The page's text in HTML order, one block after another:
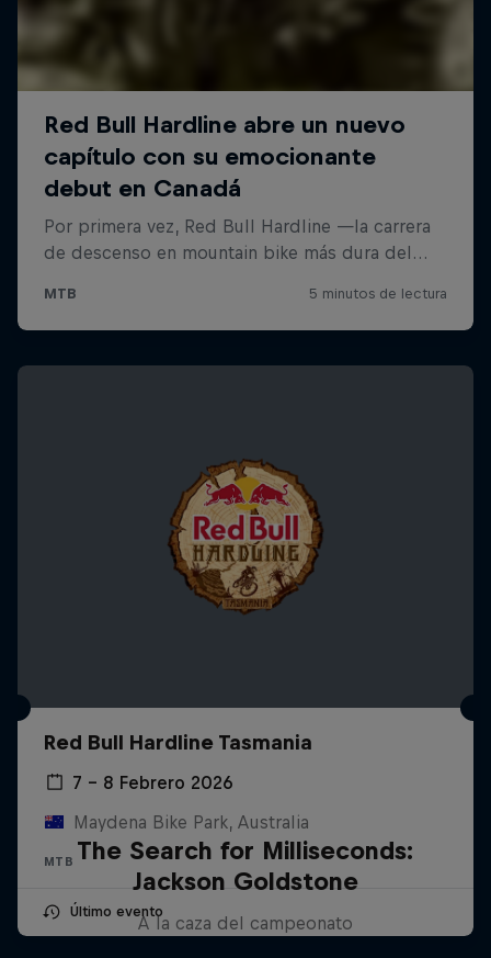
Red Bull Hardline Tasmania
7 – 8 Febrero 2026
Maydena Bike Park, Australia
MTB
Último evento
The Search for Milliseconds:
Jackson Goldstone
A la caza del campeonato